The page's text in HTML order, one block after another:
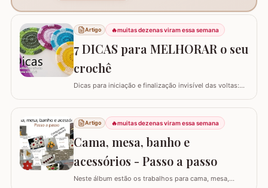
Artigo 🔥muitas dezenas viram essa semana
7 DICAS para MELHORAR o seu
crochê
Dicas para iniciação e finalização invisível das voltas:
garante um acabamento quase imperceptível nas
iniciações e finalizações das voltas, resultando em um
trabalho mais elegante. Variações de pontos com o
falso ponto alto: Experimentar…
Artigo 🔥muitas dezenas viram essa semana
Cama, mesa, banho e
acessórios - Passo a passo
Neste álbum estão os trabalhos para cama, mesa,